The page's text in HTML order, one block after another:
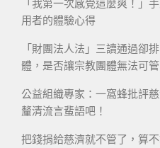
「我第一次感覺這麼爽！」
用者的體驗心得
「財團法人法」三讀通過卻
體，是否讓宗教團體無法可管
公益組織專家：一窩蜂批評
釐清流言蜚語吧！
把錢捐給慈濟就不管了，算